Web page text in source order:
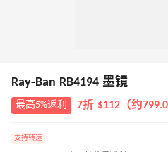
Ray-Ban RB4194 墨镜
最高5%返利 7折 $112（约
支持转运